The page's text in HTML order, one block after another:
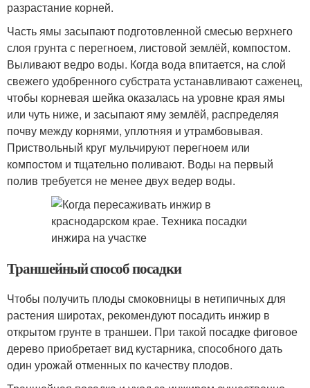
разрастание корней.
Часть ямы засыпают подготовленной смесью верхнего
слоя грунта с перегноем, листовой землёй, компостом.
Выливают ведро воды. Когда вода впитается, на слой
свежего удобренного субстрата устанавливают саженец,
чтобы корневая шейка оказалась на уровне края ямы
или чуть ниже, и засыпают яму землёй, распределяя
почву между корнями, уплотняя и утрамбовывая.
Приствольный круг мульчируют перегноем или
компостом и тщательно поливают. Воды на первый
полив требуется не менее двух ведер воды.
Траншейный способ посадки
Чтобы получить плоды смоковницы в нетипичных для
растения широтах, рекомендуют посадить инжир в
открытом грунте в траншеи. При такой посадке фиговое
дерево приобретает вид кустарника, способного дать
один урожай отменных по качеству плодов.